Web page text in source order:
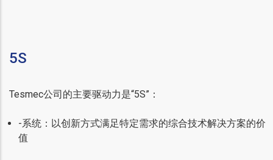
5S
Tesmec公司的主要驱动力是“5S”：
-系统：以创新方式满足特定需求的综合技术解决方案的价
值